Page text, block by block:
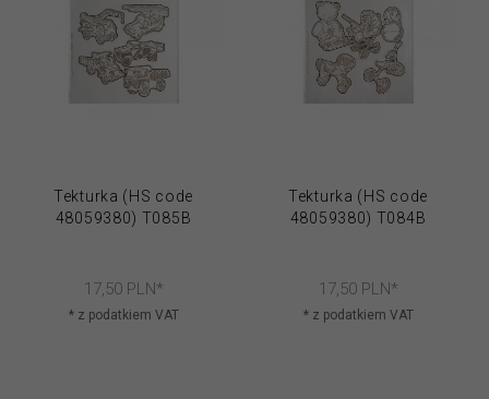
Tekturka (HS code
48059380) T085B
17, 50 PLN*
* z podatkiem VAT
Tekturka (HS code
48059380) T084B
17, 50 PLN*
* z podatkiem VAT